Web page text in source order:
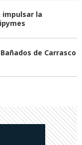
impulsar la
de Carrasco